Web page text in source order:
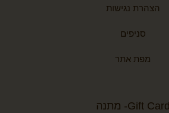
הצהרת נגישות
סניפים
מפת אתר
Gift Card- מתנה